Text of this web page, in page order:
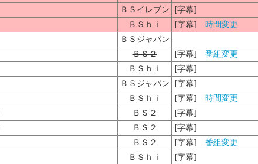
ＢＳイレブン
[字幕]
ＢＳｈｉ [字幕] 時間変更
ＢＳジャパン
ＢＳ２ [字幕] 番組変更
ＢＳｈｉ
[字幕]
ＢＳジャパン
[字幕]
ＢＳｈｉ [字幕] 時間変更
ＢＳ２
[字幕]
ＢＳ２
[字幕]
ＢＳ２ [字幕] 番組変更
ＢＳｈｉ
[字幕]